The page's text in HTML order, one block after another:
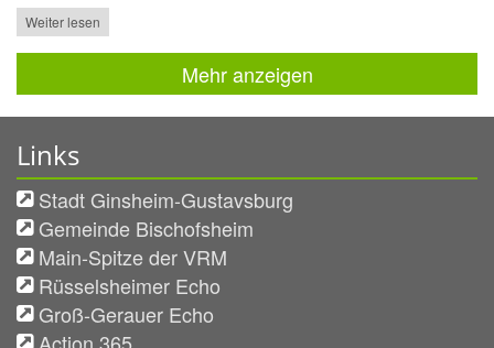
Weiter lesen
Mehr anzeigen
Links
Stadt Ginsheim-Gustavsburg
Gemeinde Bischofsheim
Main-Spitze der VRM
Rüsselsheimer Echo
Groß-Gerauer Echo
Action 365